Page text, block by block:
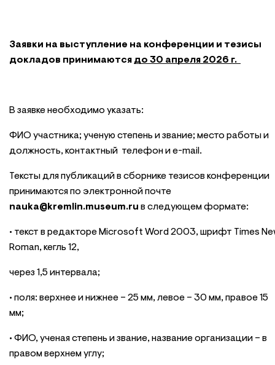
Заявки на выступление на конференции и тезисы
докладов принимаются до 30 апреля 2026 г.
В заявке необходимо указать:
ФИО участника; ученую степень и звание; место работы и
должность, контактный телефон и e-mail.
Тексты для публикаций в сборнике тезисов конференции
принимаются по электронной почте
nauka@kremlin.museum.ru в следующем формате:
• текст в редакторе Microsoft Word 2003, шрифт Times
Roman, кегль 12,
через 1,5 интервала;
• поля: верхнее и нижнее – 25 мм, левое – 30 мм, правое 15
мм;
• ФИО, ученая степень и звание, название организации – в
правом верхнем углу;